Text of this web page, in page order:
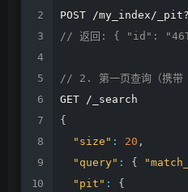
POST /my_index/
// 返回: { "id":
// 2. 第一页查询（携带
GET /_search
{
"size" : 20 ,
"query" : {
"pit" :
{